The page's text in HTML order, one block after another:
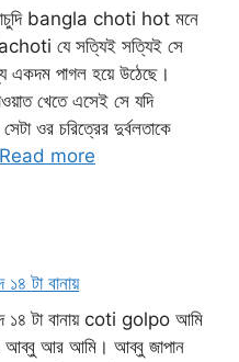
bangla choti hot মনে
যে সত্যিই সত্যিই সে
একদম পাগল হয়ে উঠেছে।
খেতে এসেই সে যদি
ওর চরিত্রের দুর্বলতাকে
Read more
১৪ টা বানায়
১৪ টা বানায় coti golpo আমি
আব্বু আর আমি। আব্বু জাপান